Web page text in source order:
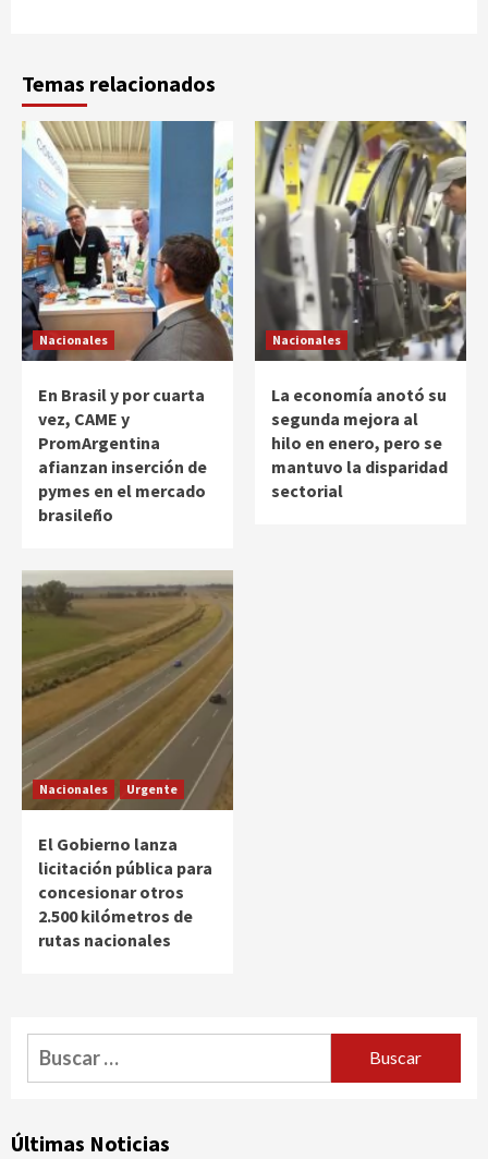
Temas relacionados
Nacionales
En Brasil y por cuarta
vez, CAME y
PromArgentina
afianzan inserción de
pymes en el mercado
brasileño
Nacionales
La economía anotó su
segunda mejora al
hilo en enero, pero se
mantuvo la disparidad
sectorial
Nacionales Urgente
El Gobierno lanza
licitación pública para
concesionar otros
2.500 kilómetros de
rutas nacionales
Buscar:
Últimas Noticias